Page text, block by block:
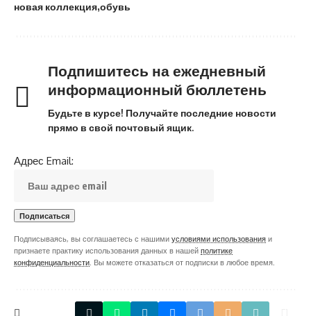
новая коллекция обувь
Подпишитесь на ежедневный
информационный бюллетень
Будьте в курсе! Получайте последние новости
прямо в свой почтовый ящик.
Адрес Email:
Подписываясь, вы соглашаетесь с нашими условиями использования и
признаете практику использования данных в нашей политике
конфиденциальности . Вы можете отказаться от подписки в любое время.